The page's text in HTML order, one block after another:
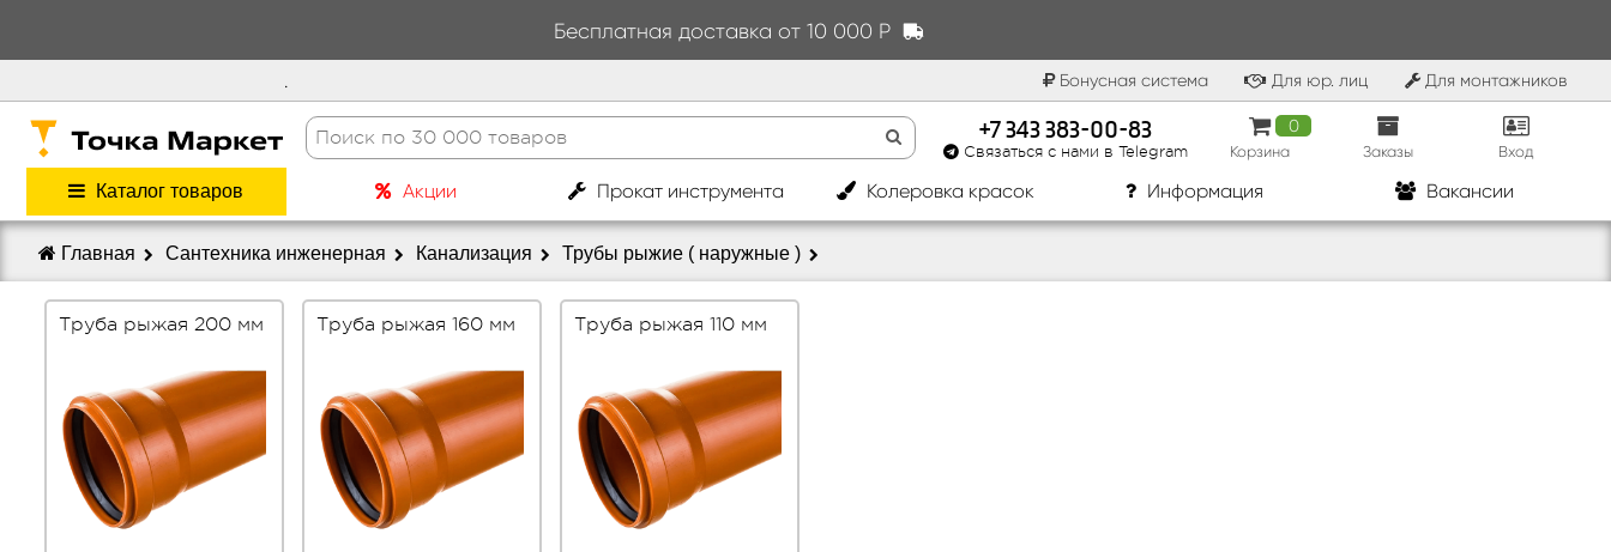
Бесплатная доставка от 10 000 Р
. Для монтажников
Для юр. лиц
Бонусная система
+7 343 383-00-83
Связаться с нами в Telegram Корзина
0
Заказы Вход
Каталог товаров Акции Прокат инструмента Колеровка красок Информация Вакансии
Трубы рыжие ( наружные )
Канализация
Сантехника инженерная
Главная
Труба рыжая 200 мм Труба рыжая 160 мм Труба рыжая 110 мм